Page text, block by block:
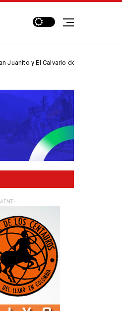
Calvario dejan atrás...
-